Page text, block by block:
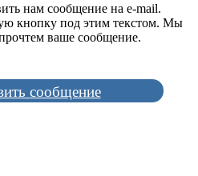
нам сообщение на e-mail.
кнопку под этим текстом. Мы
ваше сообщение.
сообщение